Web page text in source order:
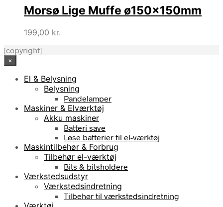
Morsø Lige Muffe ø150x150mm
199,00 kr.
[copyright]
×
El & Belysning
Belysning
Pandelamper
Maskiner & Elværktøj
Akku maskiner
Batteri save
Løse batterier til el-værktøj
Maskintilbehør & Forbrug
Tilbehør el-værktøj
Bits & bitsholdere
Værkstedsudstyr
Værkstedsindretning
Tilbehør til værkstedsindretning